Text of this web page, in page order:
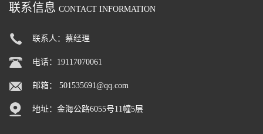
联系信息 CONTACT INFORMATION
联系人：蔡经理
电话：19117070061
邮箱： 501535691@qq.com
地址：金海公路6055号11幢5层